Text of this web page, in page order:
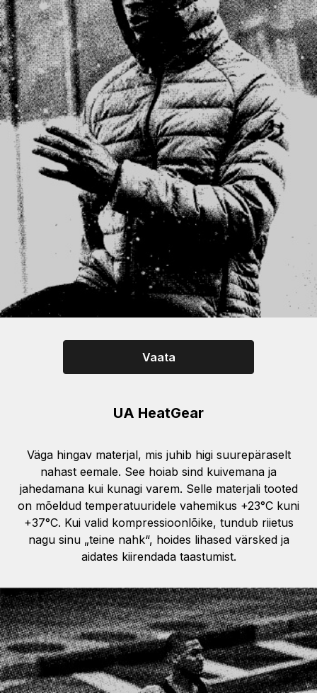
Vaata
UA HeatGear
Väga hingav materjal, mis juhib higi suurepäraselt
nahast eemale. See hoiab sind kuivemana ja
jahedamana kui kunagi varem. Selle materjali tooted
on mõeldud temperatuuridele vahemikus +23°C kuni
+37°C. Kui valid kompressioonlõike, tundub riietus
nagu sinu „teine nahk“, hoides lihased värsked ja
aidates kiirendada taastumist.